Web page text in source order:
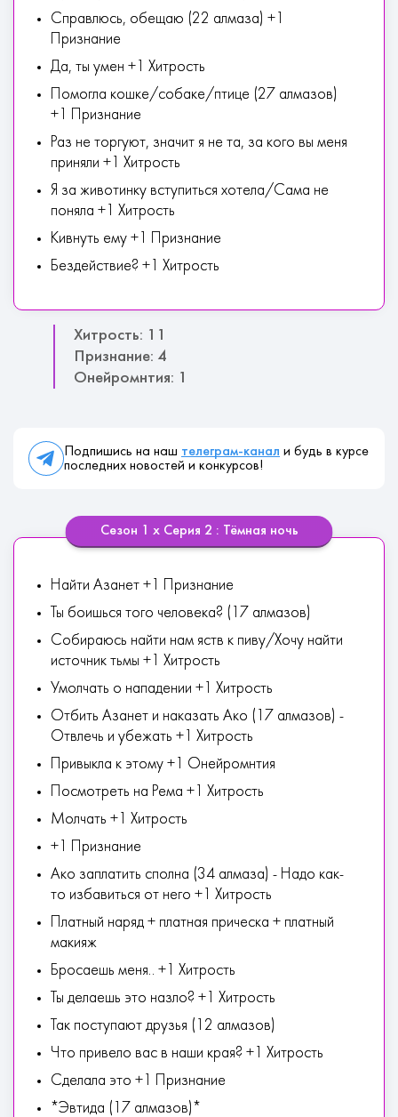
Справлюсь, обещаю (22 алмаза) +1
Признание
Да, ты умен +1 Хитрость
Помогла кошке/собаке/птице (27 алмазов)
+1 Признание
Раз не торгуют, значит я не та, за кого вы меня
приняли +1 Хитрость
Я за животинку вступиться хотела/Сама не
поняла +1 Хитрость
Кивнуть ему +1 Признание
Бездействие? +1 Хитрость
Хитрость: 11
Признание: 4
Онейромнтия: 1
Подпишись на наш телеграм-канал и будь в курсе
последних новостей и конкурсов!
Сезон 1 х Серия 2 : Тёмная ночь
Найти Азанет +1 Признание
Ты боишься того человека? (17 алмазов)
Собираюсь найти нам яств к пиву/Хочу найти
источник тьмы +1 Хитрость
Умолчать о нападении +1 Хитрость
Отбить Азанет и наказать Ако (17 алмазов) -
Отвлечь и убежать +1 Хитрость
Привыкла к этому +1 Онейромнтия
Посмотреть на Рема +1 Хитрость
Молчать +1 Хитрость
+1 Признание
Ако заплатить сполна (34 алмаза) - Надо как-
то избавиться от него +1 Хитрость
Платный наряд + платная прическа + платный
макияж
Бросаешь меня.. +1 Хитрость
Ты делаешь это назло? +1 Хитрость
Так поступают друзья (12 алмазов)
Что привело вас в наши края? +1 Хитрость
Сделала это +1 Признание
*Эвтида (17 алмазов)*